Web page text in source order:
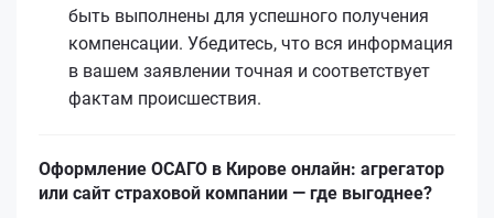
быть выполнены для успешного получения
компенсации. Убедитесь, что вся информация
в вашем заявлении точная и соответствует
фактам происшествия.
Оформление ОСАГО в Кирове онлайн: агрегатор
или сайт страховой компании — где выгоднее?